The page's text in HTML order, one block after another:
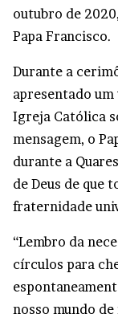
outubro de
Papa Francisco.
Durante a
apresentado
Igreja Católica
mensagem, o
durante a
de Deus de que
fraternidade
“Lembro da
círculos para
nosso mundo